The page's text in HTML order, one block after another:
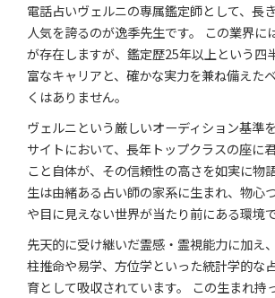
電話占いヴェルニの専属鑑定師として、長
人気を誇るのが逸季先生です。 この業界に
が存在しますが、鑑定歴25年以上という四
富なキャリアと、確かな実力を兼ね備えた
くはありません。
ヴェルニという厳しいオーディション基準
サイトにおいて、長年トップクラスの座に
こと自体が、その信頼性の高さを如実に物
生は由緒ある占い師の家系に生まれ、物心
や目に見えない世界が当たり前にある環境
先天的に受け継いだ霊感・霊視能力に加え
柱推命や易学、方位学といった統計学的な
育として吸収されています。 この生まれ持